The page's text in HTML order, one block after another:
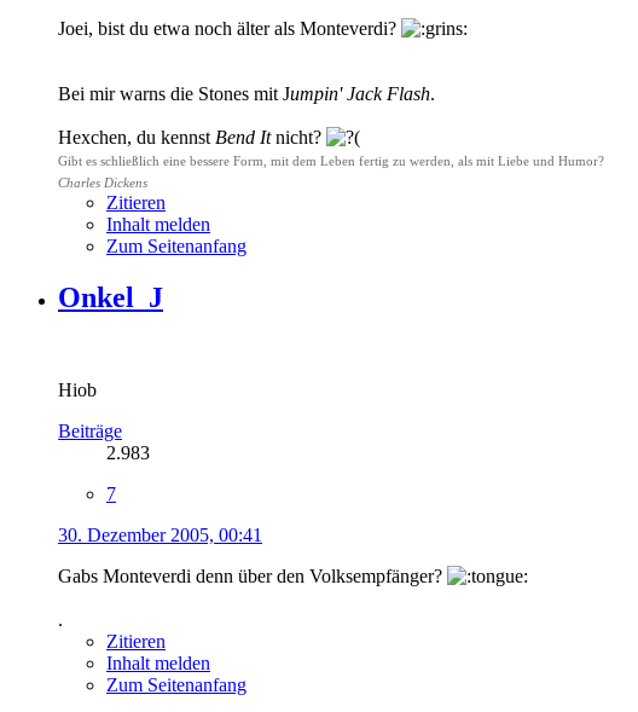
Joei, bist du etwa noch älter als Monteverdi?
Bei mir warns die Stones mit Jumpin' Jack Flash.
Hexchen, du kennst Bend Itnicht?
Gibt es schließlich eine bessere Form, mit dem Leben fertig zu werden, als mit Liebe und Humor?
Charles Dickens
Zitieren
Inhalt melden
Zum Seitenanfang
Onkel_J
Hiob
Beiträge
2.983
7
30. Dezember 2005, 00:41
Gabs Monteverdi denn über den Volksempfänger?
.
Zitieren
Inhalt melden
Zum Seitenanfang